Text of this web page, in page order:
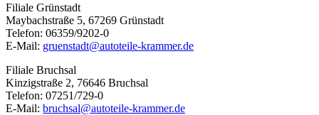
Filiale Grünstadt
Maybachstraße 5, 67269 Grünstadt
Telefon: 06359/9202-0
E-Mail: gruenstadt@autoteile-krammer.de
Filiale Bruchsal
Kinzigstraße 2, 76646 Bruchsal
Telefon: 07251/729-0
E-Mail: bruchsal@autoteile-krammer.de